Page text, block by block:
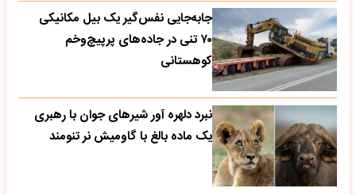
جابه‌جایی نفس‌گیر یک بیل مکانیکی
۷۰ تنی در جاده‌های پرپیچ‌وخم
کوهستانی
نبرد دلهره آور شیرهای جوان با رهبری
یک ماده بالغ با گاومیش نر تنومند